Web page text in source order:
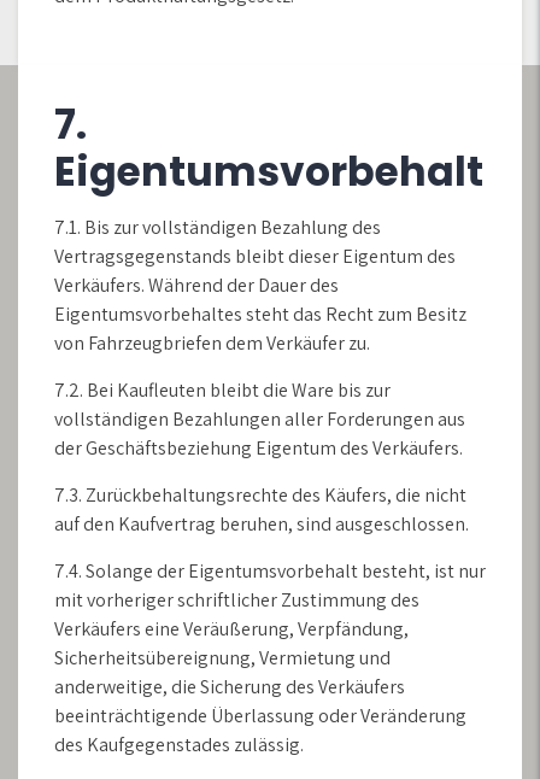
7.
Eigentumsvorbehalt
7.1. Bis zur vollständigen Bezahlung des
Vertragsgegenstands bleibt dieser Eigentum des
Verkäufers. Während der Dauer des
Eigentumsvorbehaltes steht das Recht zum Besitz
von Fahrzeugbriefen dem Verkäufer zu.
7.2. Bei Kaufleuten bleibt die Ware bis zur
vollständigen Bezahlungen aller Forderungen aus
der Geschäftsbeziehung Eigentum des Verkäufers.
7.3. Zurückbehaltungsrechte des Käufers, die nicht
auf den Kaufvertrag beruhen, sind ausgeschlossen.
7.4. Solange der Eigentumsvorbehalt besteht, ist nur
mit vorheriger schriftlicher Zustimmung des
Verkäufers eine Veräußerung, Verpfändung,
Sicherheitsübereignung, Vermietung und
anderweitige, die Sicherung des Verkäufers
beeinträchtigende Überlassung oder Veränderung
des Kaufgegenstades zulässig.